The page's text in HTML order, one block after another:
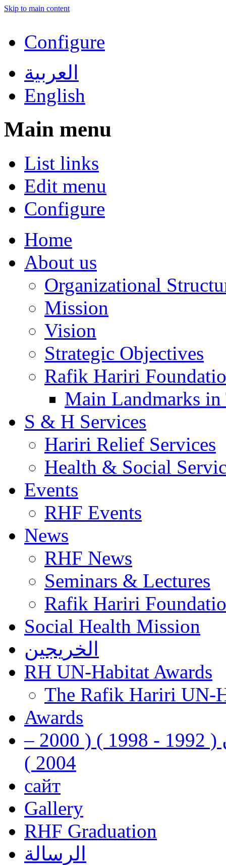
Skip to main content
Configure
العربية
English
Main menu
List links
Edit menu
Configure
Home
About us
Organizational
Mission
Vision
Strategic Objectives
Rafik Hariri
Main Landmarks
S & H Services
Hariri Relief Services
Health & Social
Events
RHF Events
News
RHF News
Seminars & Lectures
Rafik Hariri
Social Health Mission
الخريجين
RH UN-Habitat Awards
The Rafik Hariri UN-
Awards
رفيق الحريري رئيس وزراء لبنان ( 1992 - 1998 ) ( 2000 –
2004 )
сайт
Gallery
RHF Graduation
الرسالة